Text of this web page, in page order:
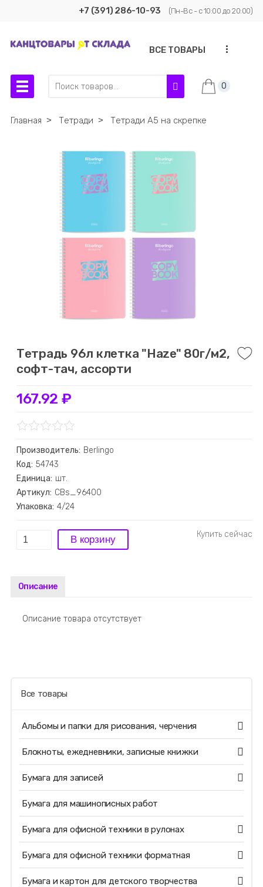
+7 (391) 286-10-93 (Пн-Вс - с 10:00 до 20:00)
ВСЕ ТОВАРЫ ...
0
Главная ˃ Тетради ˃ Тетради А5 на скрепке
Тетрадь 96л клетка "Haze" 80г/м2,
софт-тач, ассорти
167.92 ₽
Производитель: Berlingo
Код: 54743
Единица: шт.
Артикул: CBs_96400
Упаковка: 4/24
Описание
Описание товара отсутствует
Все товары
Альбомы и папки для рисования, черчения
Блокноты, ежедневники, записные книжки
Бумага для записей
Бумага для машинописных работ
Бумага для офисной техники в рулонах
Бумага для офисной техники форматная
Бумага и картон для детского творчества